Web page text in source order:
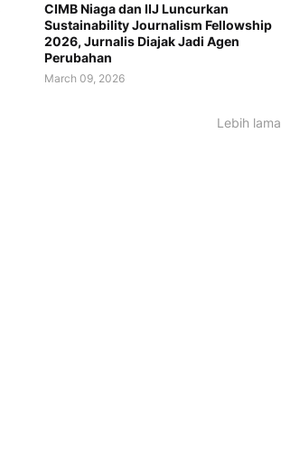
CIMB Niaga dan IIJ Luncurkan
Sustainability Journalism Fellowship
2026, Jurnalis Diajak Jadi Agen
Perubahan
March 09, 2026
Lebih lama